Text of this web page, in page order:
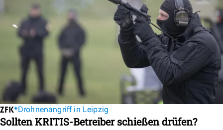
Drohnenangriff in Leipzig
Sollten KRITIS-Betreiber schießen drüfen?